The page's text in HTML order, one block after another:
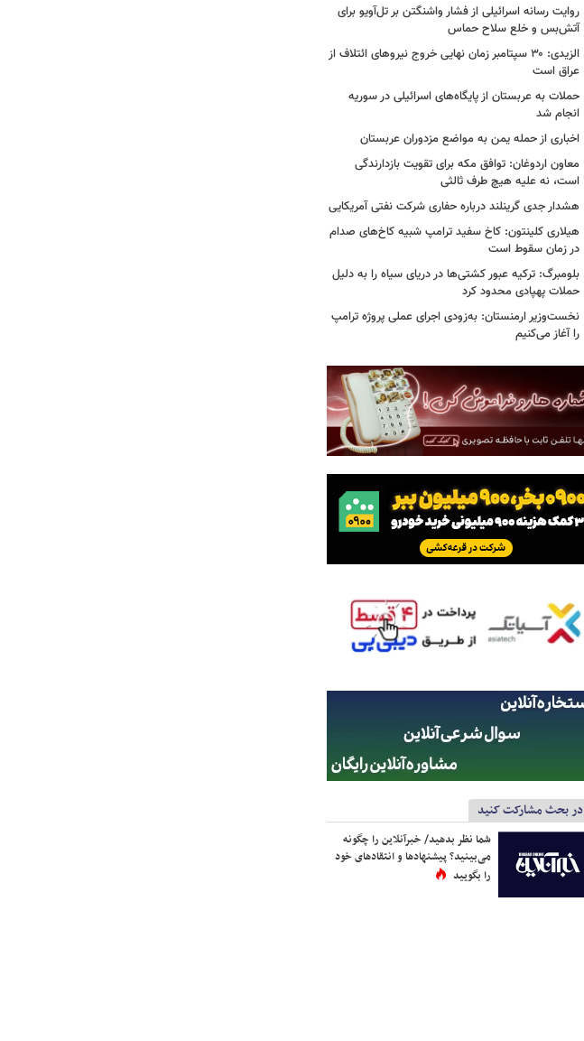
روایت رسانه اسرائیلی از فشار واشنگتن بر تل‌آویو برای
آتش‌بس و خلع سلاح حماس
الزیدی: ۳۰ سپتامبر زمان نهایی خروج نیروهای ائتلاف از
عراق است
حملات به عربستان از پایگاه‌های اسرائیلی در سوریه
انجام شد
اخباری از حمله یمن به مواضع مزدوران عربستان
معاون اردوغان: توافق مکه برای تقویت بازدارندگی
است، نه علیه هیچ طرف ثالثی
هشدار جدی گرینلند درباره حفاری شرکت نفتی آمریکایی
هیلاری کلینتون: کاخ سفید ترامپ شبیه کاخ‌های صدام
در زمان سقوط است
بلومبرگ: ترکیه عبور کشتی‌ها در دریای سیاه را به دلیل
حملات پهپادی محدود کرد
نخست‌وزیر ارمنستان: به‌زودی اجرای عملی پروژه ترامپ
را آغاز می‌کنیم
در بحث مشارکت کنید
شما نظر بدهید/ خبرآنلاین را چگونه
می‌بینید؟ پیشنهادها و انتقادهای خود
را بگویید